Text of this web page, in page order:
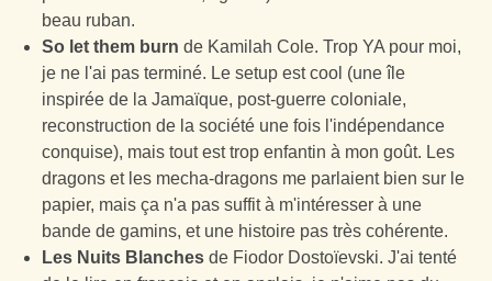
beau ruban.
So let them burn de Kamilah Cole. Trop YA pour moi,
je ne l'ai pas terminé. Le setup est cool (une île
inspirée de la Jamaïque, post-guerre coloniale,
reconstruction de la société une fois l'indépendance
conquise), mais tout est trop enfantin à mon goût. Les
dragons et les mecha-dragons me parlaient bien sur le
papier, mais ça n'a pas suffit à m'intéresser à une
bande de gamins, et une histoire pas très cohérente.
Les Nuits Blanches de Fiodor Dostoïevski. J'ai tenté